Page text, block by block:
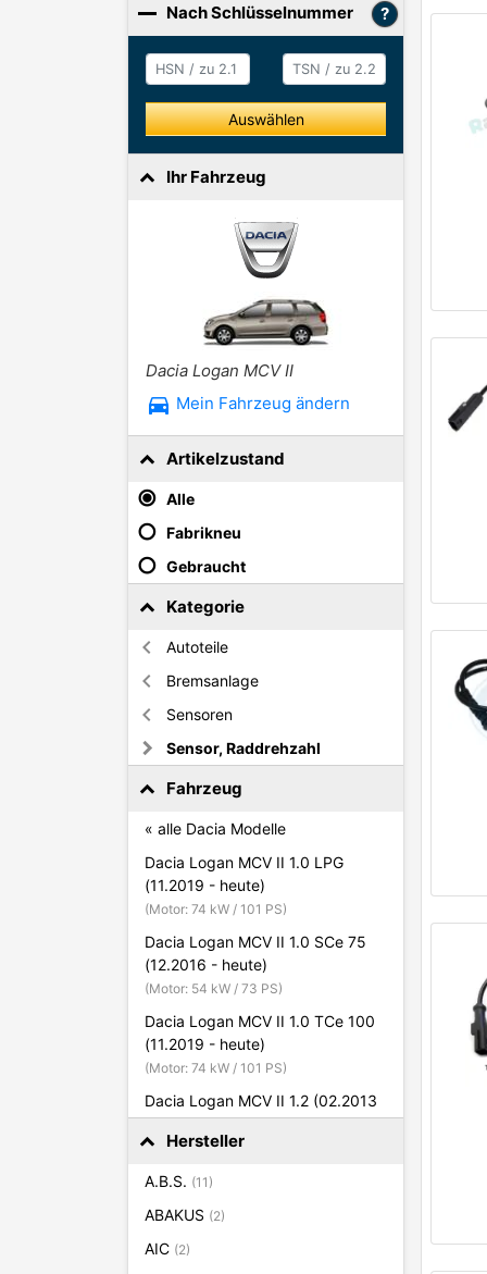
Nach Schlüsselnummer
HSN / zu 2.1 HSN / zu 2.2
Auswählen
Ihr Fahrzeug
Dacia Logan MCV II
directions_car Mein Fahrzeug ändern
Artikelzustand
Alle
Fabrikneu
Gebraucht
Kategorie
Autoteile
Bremsanlage
Sensoren
Sensor, Raddrehzahl
Fahrzeug
« alle Dacia Modelle
Dacia Logan MCV II 1.0 LPG
(11.2019 - heute)
(Motor: 74 kW / 101 PS)
Dacia Logan MCV II 1.0 SCe 75
(12.2016 - heute)
(Motor: 54 kW / 73 PS)
Dacia Logan MCV II 1.0 TCe 100
(11.2019 - heute)
(Motor: 74 kW / 101 PS)
Dacia Logan MCV II 1.2 (02.2013
- heute)
(Motor: 55 kW / 75 PS)
Dacia Logan MCV II 1.2 (05.2015
(Motor: 54 kW / 73 PS)
Dacia Logan MCV II 1.2 LPG
Hersteller
A.B.S. (11)
ABAKUS (2)
AIC (2)